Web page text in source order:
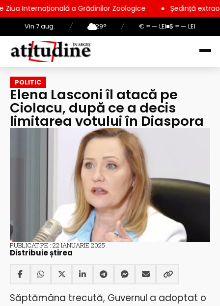
Vin 7 aug. / 29° / € = — LEI $ = — LEI
a Grădinilor Zoologice Ședință extraordinară la
POLITIC
Elena Lasconi îl atacă pe
Ciolacu, după ce a decis
limitarea votului în Diaspora
PUBLICAT PE : 22 IANUARIE 2025
Distribuie știrea
Săptămâna trecută, Guvernul a adoptat o